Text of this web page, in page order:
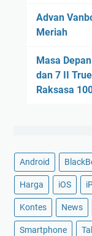
Advan
Meriah
Masa
dan 7 II
Raksasa
Android
Harga iOS
Kontes News
Smartphone